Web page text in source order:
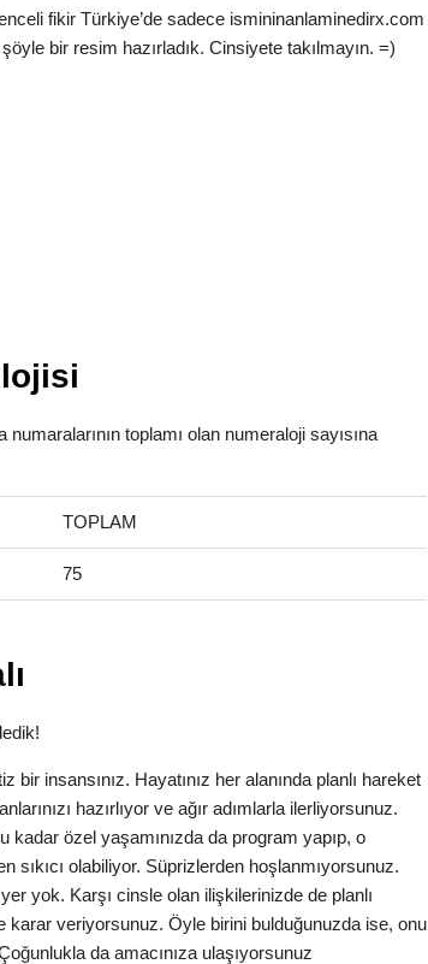
fikir Türkiye’de sadece ismininanlaminedirx.com
bir resim hazırladık. Cinsiyete takılmayın. =)
toplamı olan numeraloji sayısına
TOPLAM
75
insansınız. Hayatınız her alanında planlı hareket
hazırlıyor ve ağır adımlarla ilerliyorsunuz.
kadar özel yaşamınızda da program yapıp, o
olabiliyor. Süprizlerden hoşlanmıyorsunuz.
yok. Karşı cinsle olan ilişkilerinizde de planlı
karar veriyorsunuz. Öyle birini bulduğunuzda ise, onu
da amacınıza ulaşıyorsunuz